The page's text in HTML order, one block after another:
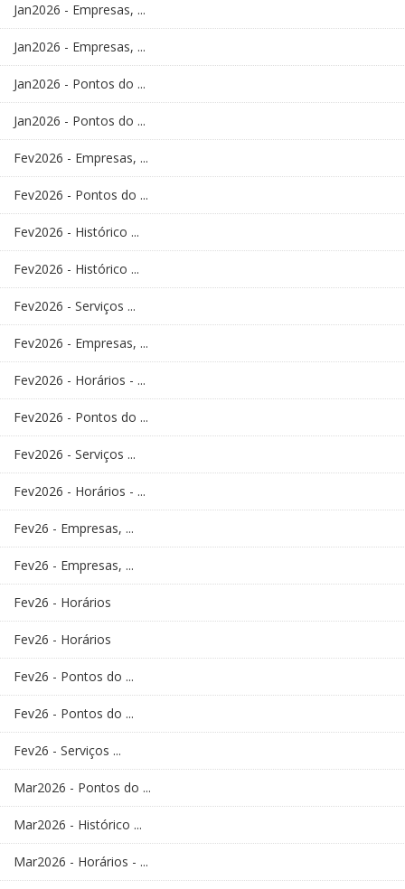
Jan2026 - Empresas, ...
Jan2026 - Empresas, ...
Jan2026 - Pontos do ...
Jan2026 - Pontos do ...
Fev2026 - Empresas, ...
Fev2026 - Pontos do ...
Fev2026 - Histórico ...
Fev2026 - Histórico ...
Fev2026 - Serviços ...
Fev2026 - Empresas, ...
Fev2026 - Horários - ...
Fev2026 - Pontos do ...
Fev2026 - Serviços ...
Fev2026 - Horários - ...
Fev26 - Empresas, ...
Fev26 - Empresas, ...
Fev26 - Horários
Fev26 - Horários
Fev26 - Pontos do ...
Fev26 - Pontos do ...
Fev26 - Serviços ...
Mar2026 - Pontos do ...
Mar2026 - Histórico ...
Mar2026 - Horários - ...